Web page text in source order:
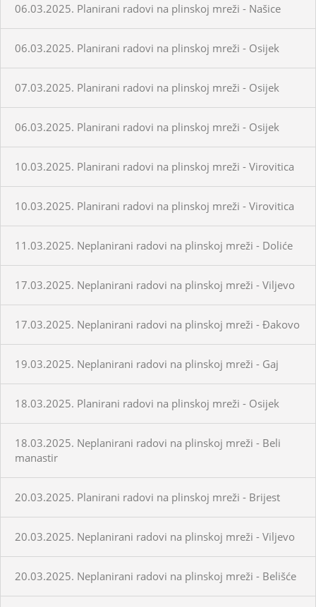
06.03.2025. Planirani radovi na plinskoj mreži - Našice
06.03.2025. Planirani radovi na plinskoj mreži - Osijek
07.03.2025. Planirani radovi na plinskoj mreži - Osijek
06.03.2025. Planirani radovi na plinskoj mreži - Osijek
10.03.2025. Planirani radovi na plinskoj mreži - Virovitica
10.03.2025. Planirani radovi na plinskoj mreži - Virovitica
11.03.2025. Neplanirani radovi na plinskoj mreži - Doliće
17.03.2025. Neplanirani radovi na plinskoj mreži - Viljevo
17.03.2025. Neplanirani radovi na plinskoj mreži - Đakovo
19.03.2025. Neplanirani radovi na plinskoj mreži - Gaj
18.03.2025. Planirani radovi na plinskoj mreži - Osijek
18.03.2025. Neplanirani radovi na plinskoj mreži - Beli
manastir
20.03.2025. Planirani radovi na plinskoj mreži - Brijest
20.03.2025. Neplanirani radovi na plinskoj mreži - Viljevo
20.03.2025. Neplanirani radovi na plinskoj mreži - Belišće